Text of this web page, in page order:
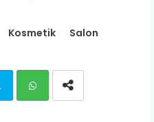
Kosmetik
Salon